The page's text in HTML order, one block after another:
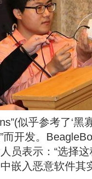
似乎参考了‘黑
而开发。
员表示：“选择
嵌入恶意软件其